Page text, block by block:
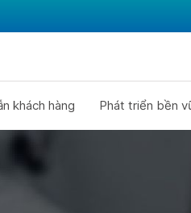
khách hàng Phát triển bền